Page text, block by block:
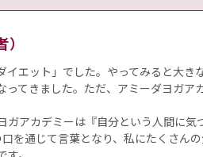
イエット」でした。やってみると大
ってきました。ただ、アミーダヨガ
ガアカデミーは『自分という人間に
を通じて言葉となり、私にたくさん